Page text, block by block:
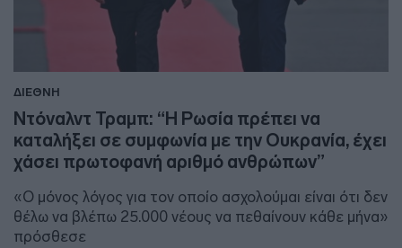
ΔΙΕΘΝΗ
Ντόναλντ Τραμπ: “Η Ρωσία πρέπει να
καταλήξει σε συμφωνία με την Ουκρανία, έχει
χάσει πρωτοφανή αριθμό ανθρώπων”
«Ο μόνος λόγος για τον οποίο ασχολούμαι είναι ότι δεν
θέλω να βλέπω 25.000 νέους να πεθαίνουν κάθε μήνα»
πρόσθεσε